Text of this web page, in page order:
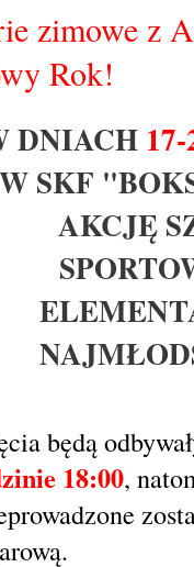
zimowe z
Rok!
DNIACH
W SKF
AKCJĘ
będą
18:00,